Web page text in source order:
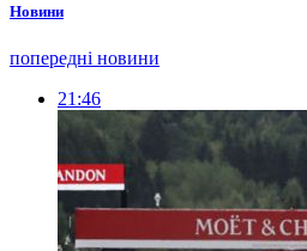
Новини
попередні новини
21:46